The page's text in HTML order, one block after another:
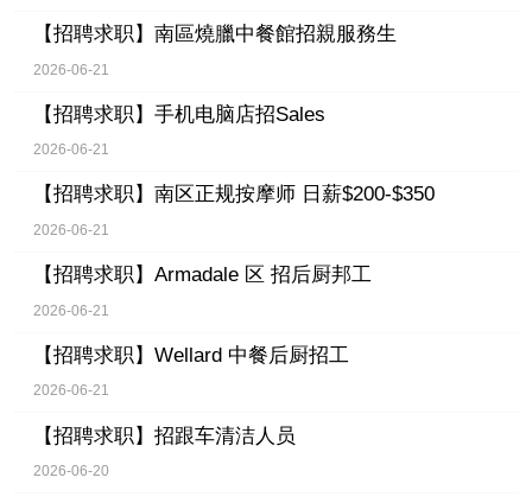
【招聘求职】 南區燒臘中餐館招親服務生
2026-06-21
【招聘求职】 手机电脑店招Sales
2026-06-21
【招聘求职】 南区正规按摩师 日薪$200-$350
2026-06-21
【招聘求职】 Armadale 区 招后厨邦工
2026-06-21
【招聘求职】 Wellard 中餐后厨招工
2026-06-21
【招聘求职】 招跟车清洁人员
2026-06-20